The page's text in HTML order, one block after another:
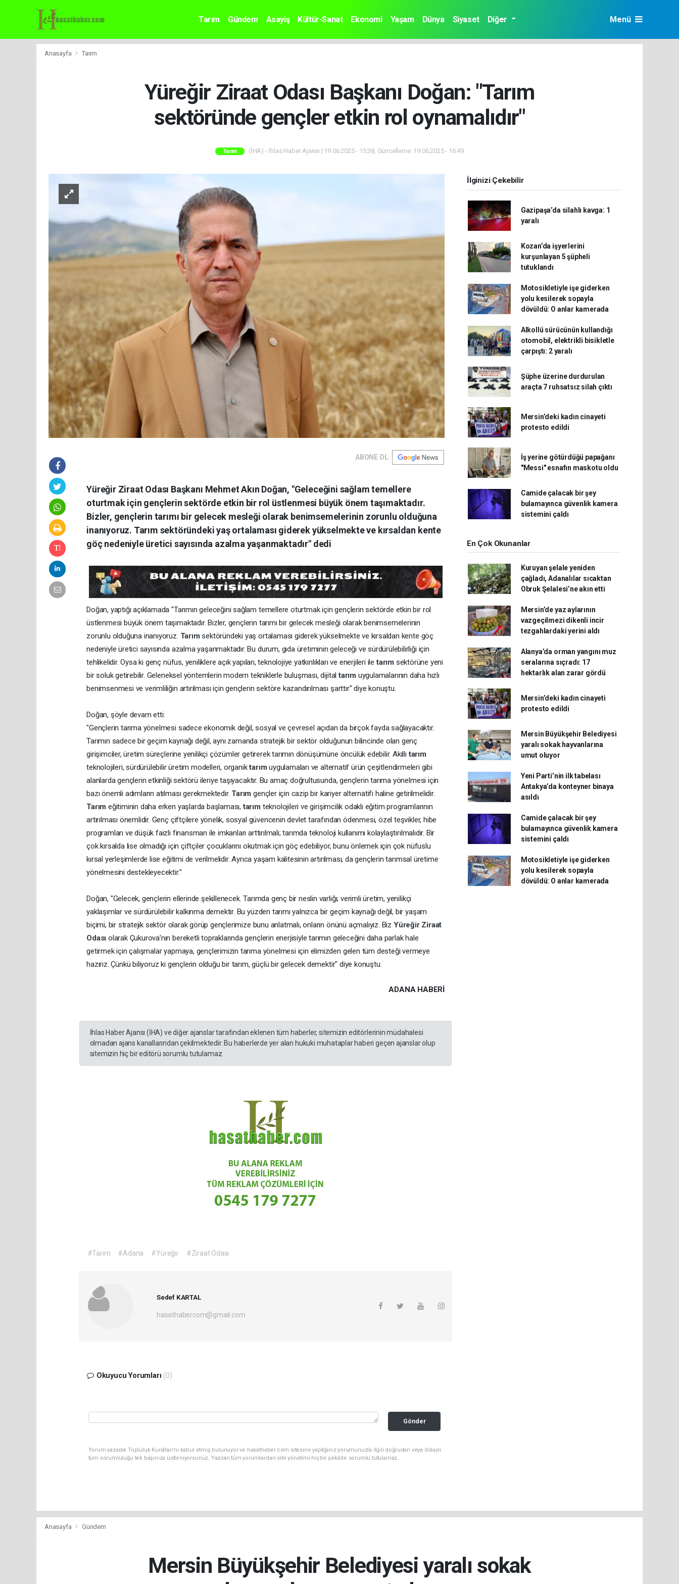
Tarım Gündem Asayiş Kültür-Sanat Ekonomi Yaşam Dünya Siyaset Diğer Menü
Anasayfa Tarım
Yüreğir Ziraat Odası Başkanı Doğan: "Tarım
sektöründe gençler etkin rol oynamalıdır"
Tarım (İHA) - İhlas Haber Ajansı | 19.06.2025 - 15:38, Güncelleme: 19.06.2025 - 16:49
ABONE OL
Yüreğir Ziraat Odası Başkanı Mehmet Akın Doğan, "Geleceğini sağlam temellere
oturtmak için gençlerin sektörde etkin bir rol üstlenmesi büyük önem taşımaktadır.
Bizler, gençlerin tarımı bir gelecek mesleği olarak benimsemelerinin zorunlu olduğuna
inanıyoruz. Tarım sektöründeki yaş ortalaması giderek yükselmekte ve kırsaldan kente
göç nedeniyle üretici sayısında azalma yaşanmaktadır" dedi
Doğan, yaptığı açıklamada "Tarımın geleceğini sağlam temellere oturtmak için gençlerin sektörde etkin bir rol
üstlenmesi büyük önem taşımaktadır. Bizler, gençlerin tarımı bir gelecek mesleği olarak benimsemelerinin
zorunlu olduğuna inanıyoruz. Tarımsektöründeki yaş ortalaması giderek yükselmekte ve kırsaldan kente göç
nedeniyle üretici sayısında azalma yaşanmaktadır. Bu durum, gıda üretiminin geleceği ve sürdürülebilirliği için
tehlikelidir. Oysa ki genç nüfus, yeniliklere açık yapıları, teknolojiye yatkınlıkları ve enerjileri iletarım sektörüne yeni
bir soluk getirebilir. Geleneksel yöntemlerin modern tekniklerle buluşması, dijitaltarım uygulamalarının daha hızlı
benimsenmesi ve verimliliğin artırılması için gençlerin sektöre kazandırılması şarttır" diye konuştu.
Doğan, şöyle devam etti:
"Gençlerin tarıma yönelmesi sadece ekonomik değil, sosyal ve çevresel açıdan da birçok fayda sağlayacaktır.
Tarımın sadece bir geçim kaynağı değil, aynı zamanda stratejik bir sektör olduğunun bilincinde olan genç
girişimciler, üretim süreçlerine yenilikçi çözümler getirerek tarımın dönüşümüne öncülük edebilir. Akıllıtarım
teknolojileri, sürdürülebilir üretim modelleri, organiktarımuygulamaları ve alternatif ürün çeşitlendirmeleri gibi
alanlarda gençlerin etkinliği sektörü ileriye taşıyacaktır. Bu amaç doğrultusunda, gençlerin tarıma yönelmesi için
bazı önemli adımların atılması gerekmektedir. Tarımgençler için cazip bir kariyer alternatifi haline getirilmelidir.
Tarım eğitiminin daha erken yaşlarda başlaması,tarım teknolojileri ve girişimcilik odaklı eğitim programlarının
artırılması önemlidir. Genç çiftçilere yönelik, sosyal güvencenin devlet tarafından ödenmesi, özel teşvikler, hibe
programları ve düşük faizli finansman ile imkanları arttırılmalı; tarımda teknoloji kullanımı kolaylaştırılmalıdır. Bir
çok kırsalda lise olmadığı için çiftçiler çocuklarını okutmak için göç edebiliyor, bunu önlemek için çok nüfuslu
kırsal yerleşimlerde lise eğitimi de verilmelidir. Ayrıca yaşam kalitesinin artırılması, da gençlerin tarımsal üretime
yönelmesini destekleyecektir."
Doğan, "Gelecek, gençlerin ellerinde şekillenecek. Tarımda genç bir neslin varlığı; verimli üretim, yenilikçi
yaklaşımlar ve sürdürülebilir kalkınma demektir. Bu yüzden tarımı yalnızca bir geçim kaynağı değil, bir yaşam
biçimi, bir stratejik sektör olarak görüp gençlerimize bunu anlatmalı, onların önünü açmalıyız. Biz Yüreğir Ziraat
Odası olarak Çukurova’nın bereketli topraklarında gençlerin enerjisiyle tarımın geleceğini daha parlak hale
getirmek için çalışmalar yapmaya, gençlerimizin tarıma yönelmesi için elimizden gelen tüm desteği vermeye
hazırız. Çünkü biliyoruz ki gençlerin olduğu bir tarım, güçlü bir gelecek demektir" diye konuştu.
ADANA HABERİ
İhlas Haber Ajansı (İHA) ve diğer ajanslar tarafından eklenen tüm haberler, sitemizin editörlerinin müdahalesi
olmadan ajans kanallarından çekilmektedir. Bu haberlerde yer alan hukuki muhataplar haberi geçen ajanslar olup
sitemizin hiç bir editörü sorumlu tutulamaz.
#Tarım #Adana #Yüreğir #Ziraat Odası
Sedef KARTAL
hasathabercom@gmail.com
Okuyucu Yorumları (0)
Gönder
Yorum yazarak Topluluk Kuralları’nı kabul etmiş bulunuyor ve hasathaber.com sitesine yaptığınız yorumunuzla ilgili doğrudan veya dolaylı
tüm sorumluluğu tek başınıza üstleniyorsunuz. Yazılan tüm yorumlardan site yönetimi hiçbir şekilde sorumlu tutulamaz.
İlginizi Çekebilir
Gazipaşa’da silahlı kavga: 1
yaralı
Kozan’da işyerlerini
kurşunlayan 5 şüpheli
tutuklandı
Motosikletiyle işe giderken
yolu kesilerek sopayla
dövüldü: O anlar kamerada
Alkollü sürücünün kullandığı
otomobil, elektrikli bisikletle
çarpıştı: 2 yaralı
Şüphe üzerine durdurulan
araçta 7 ruhsatsız silah çıktı
Mersin’deki kadın cinayeti
protesto edildi
İş yerine götürdüğü papağanı
"Messi" esnafın maskotu oldu
Camide çalacak bir şey
bulamayınca güvenlik kamera
sistemini çaldı
En Çok Okunanlar
Kuruyan şelale yeniden
çağladı, Adanalılar sıcaktan
Obruk Şelalesi’ne akın etti
Mersin’de yaz aylarının
vazgeçilmezi dikenli incir
tezgahlardaki yerini aldı
Alanya’da orman yangını muz
seralarına sıçradı: 17
hektarlık alan zarar gördü
Mersin’deki kadın cinayeti
protesto edildi
Mersin Büyükşehir Belediyesi
yaralı sokak hayvanlarına
umut oluyor
Yeni Parti’nin ilk tabelası
Antakya’da konteyner binaya
asıldı
Camide çalacak bir şey
bulamayınca güvenlik kamera
sistemini çaldı
Motosikletiyle işe giderken
yolu kesilerek sopayla
dövüldü: O anlar kamerada
Anasayfa Gündem
Mersin Büyükşehir Belediyesi yaralı sokak